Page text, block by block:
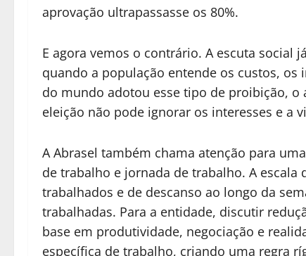
aprovação ultrapassasse os 80%.
E agora vemos o contrário. A escuta social
quando a população entende os custos,
do mundo adotou esse tipo de proibição, o
eleição não pode ignorar os interesses e a
A Abrasel também chama atenção para
de trabalho e jornada de trabalho. A
trabalhados e de descanso ao longo da
trabalhadas. Para a entidade, discutir
base em produtividade, negociação e
específica de trabalho, criando uma regra